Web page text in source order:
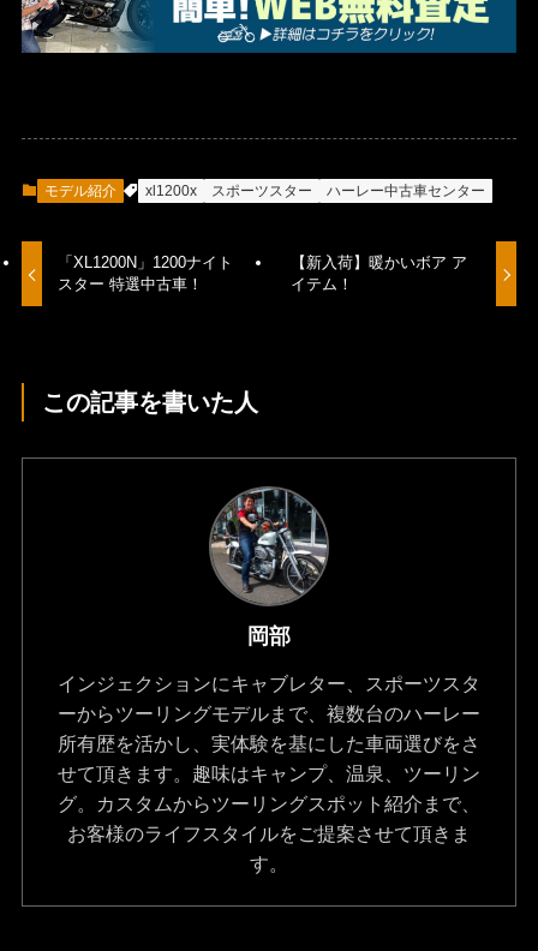
モデル紹介 xl1200x スポーツスター ハーレー中古車センター
「XL1200N」1200ナイト
スター 特選中古車！
【新入荷】暖かいボア ア
イテム！
この記事を書いた人
岡部
インジェクションにキャブレター、スポーツスタ
ーからツーリングモデルまで、複数台のハーレー
所有歴を活かし、実体験を基にした車両選びをさ
せて頂きます。趣味はキャンプ、温泉、ツーリン
グ。カスタムからツーリングスポット紹介まで、
お客様のライフスタイルをご提案させて頂きま
す。